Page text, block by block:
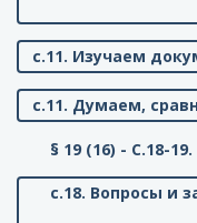
с.11. Изучаем
с.11. Думаем,
§ 19 (16) - C.18-
с.18. Вопросы и